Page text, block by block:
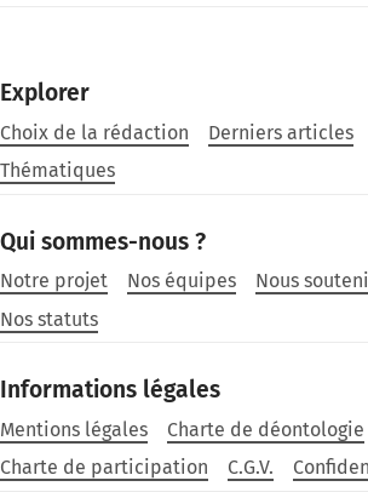
Explorer
Choix de la rédaction Derniers articles
Thématiques
Qui sommes-nous ?
Notre projet Nos équipes Nous
Nos statuts
Informations légales
Mentions légales
Charte de déontologie
Charte de participation
C.G.V.